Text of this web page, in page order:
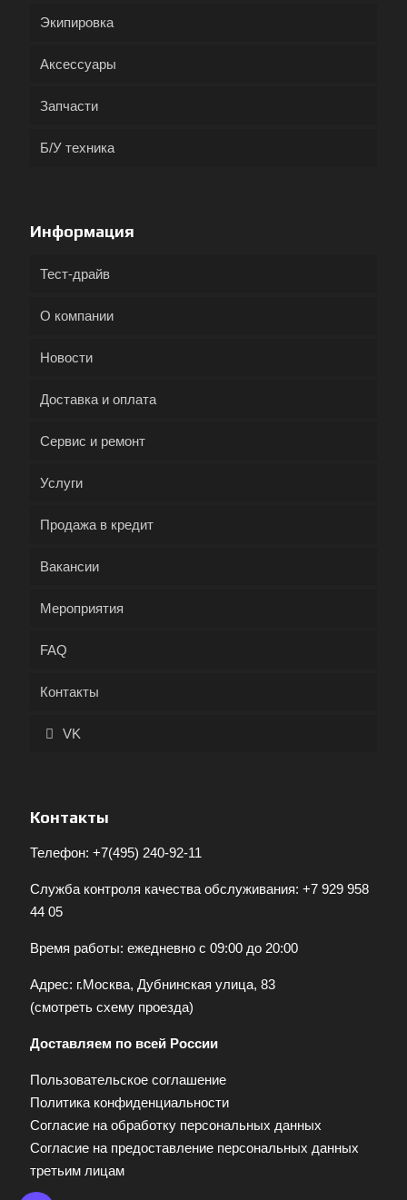
Экипировка
Аксессуары
Запчасти
Б/У техника
Информация
Тест-драйв
О компании
Новости
Доставка и оплата
Сервис и ремонт
Услуги
Продажа в кредит
Вакансии
Мероприятия
FAQ
Контакты
VK
Контакты
Телефон: +7(495) 240-92-11
Служба контроля качества обслуживания: +7 929 958
44 05
Время работы: ежедневно с 09:00 до 20:00
Адрес: г.Москва, Дубнинская улица, 83
(смотреть схему проезда)
Доставляем по всей России
Пользовательское соглашение
Политика конфиденциальности
Согласие на обработку персональных данных
Согласие на предоставление персональных данных
третьим лицам